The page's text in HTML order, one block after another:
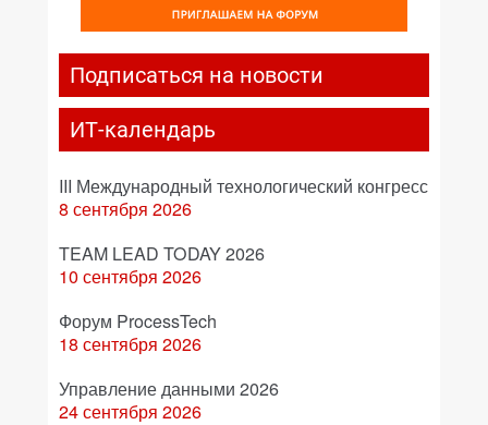
Подписаться на новости
ИТ-календарь
III Международный технологический конгресс
8 сентября 2026
TEAM LEAD TODAY 2026
10 сентября 2026
Форум ProcessTech
18 сентября 2026
Управление данными 2026
24 сентября 2026